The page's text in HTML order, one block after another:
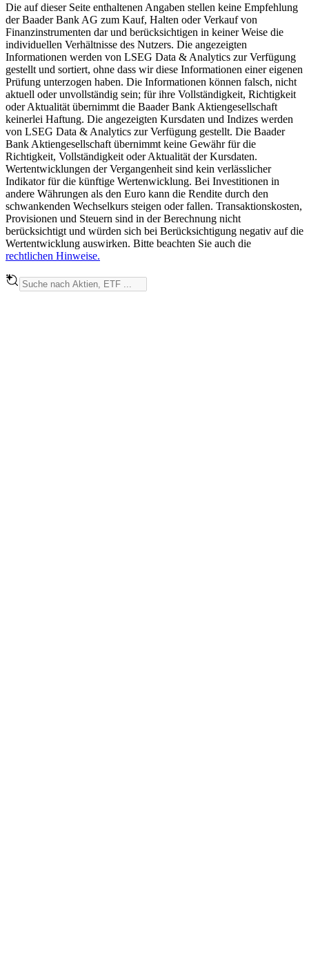
Die auf dieser Seite enthaltenen Angaben stellen keine Empfehlung
der Baader Bank AG zum Kauf, Halten oder Verkauf von
Finanzinstrumenten dar und berücksichtigen in keiner Weise die
individuellen Verhältnisse des Nutzers. Die angezeigten
Informationen werden von LSEG Data & Analytics zur Verfügung
gestellt und sortiert, ohne dass wir diese Informationen einer eigenen
Prüfung unterzogen haben. Die Informationen können falsch, nicht
aktuell oder unvollständig sein; für ihre Vollständigkeit, Richtigkeit
oder Aktualität übernimmt die Baader Bank Aktiengesellschaft
keinerlei Haftung. Die angezeigten Kursdaten und Indizes werden
von LSEG Data & Analytics zur Verfügung gestellt. Die Baader
Bank Aktiengesellschaft übernimmt keine Gewähr für die
Richtigkeit, Vollständigkeit oder Aktualität der Kursdaten.
Wertentwicklungen der Vergangenheit sind kein verlässlicher
Indikator für die künftige Wertenwicklung. Bei Investitionen in
andere Währungen als den Euro kann die Rendite durch den
schwankenden Wechselkurs steigen oder fallen. Transaktionskosten,
Provisionen und Steuern sind in der Berechnung nicht
berücksichtigt und würden sich bei Berücksichtigung negativ auf die
Wertentwicklung auswirken. Bitte beachten Sie auch die
rechtlichen Hinweise.